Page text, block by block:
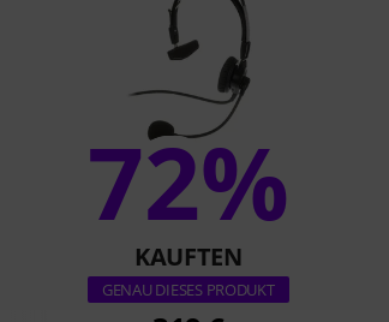
72%
KAUFTEN
GENAU DIESES PRODUKT